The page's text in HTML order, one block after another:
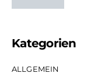
Kategorien
ALLGEMEIN